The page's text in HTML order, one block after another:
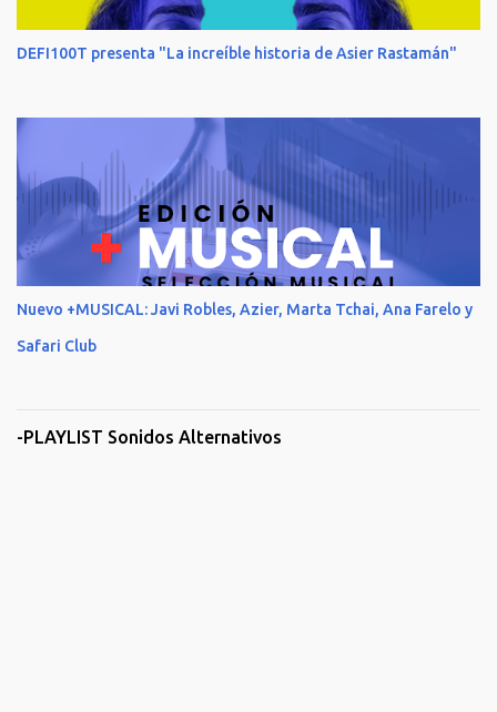
DEFI100T presenta "La increíble historia de Asier Rastamán"
Nuevo +MUSICAL: Javi Robles, Azier, Marta Tchai, Ana Farelo y
Safari Club
-PLAYLIST Sonidos Alternativos